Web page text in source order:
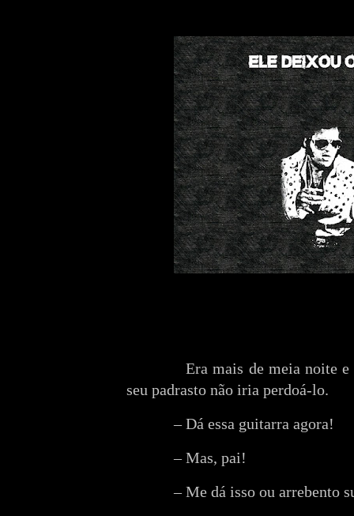
Era mais de meia noite
seu padrasto não iria perdoá-lo.
– Dá essa guitarra agora!
– Mas, pai!
– Me dá isso ou arrebento